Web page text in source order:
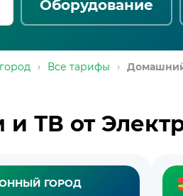
Оборудование
› Все тарифы ›
ТВ от
ГОРОД